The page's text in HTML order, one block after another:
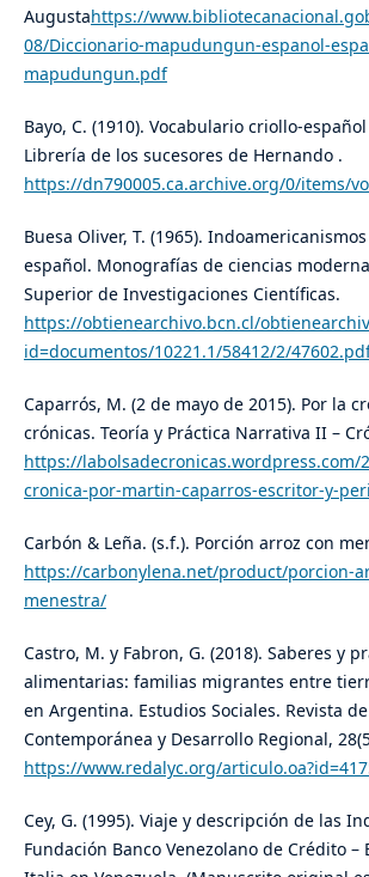
Augustahttps://
08/Diccionario-mapudungun-espanol-
mapudungun.pdf
Bayo, C. (1910). Vocabulario criollo-
Librería de los sucesores de Hernando .
https://dn790005.ca.archive.org/0/items/
Buesa Oliver, T. (1965).
español. Monografías de ciencias
Superior de Investigaciones Científicas.
https://obtienearchivo.bcn.cl/
id=documentos/10221.1/58412/2/
Caparrós, M. (2 de mayo de 2015). Por la
crónicas. Teoría y Práctica Narrativa II –
https://labolsadecronicas.wordpress.com/
cronica-por-martin-caparros-escritor-y-
Carbón & Leña. (s.f.). Porción arroz con
https://carbonylena.net/product/porcion-
menestra/
Castro, M. y Fabron, G. (2018). Saberes y
alimentarias: familias migrantes entre
en Argentina. Estudios Sociales. Revista
Contemporánea y Desarrollo Regional,
https://www.redalyc.org/
Cey, G. (1995). Viaje y descripción de las
Fundación Banco Venezolano de Crédito –